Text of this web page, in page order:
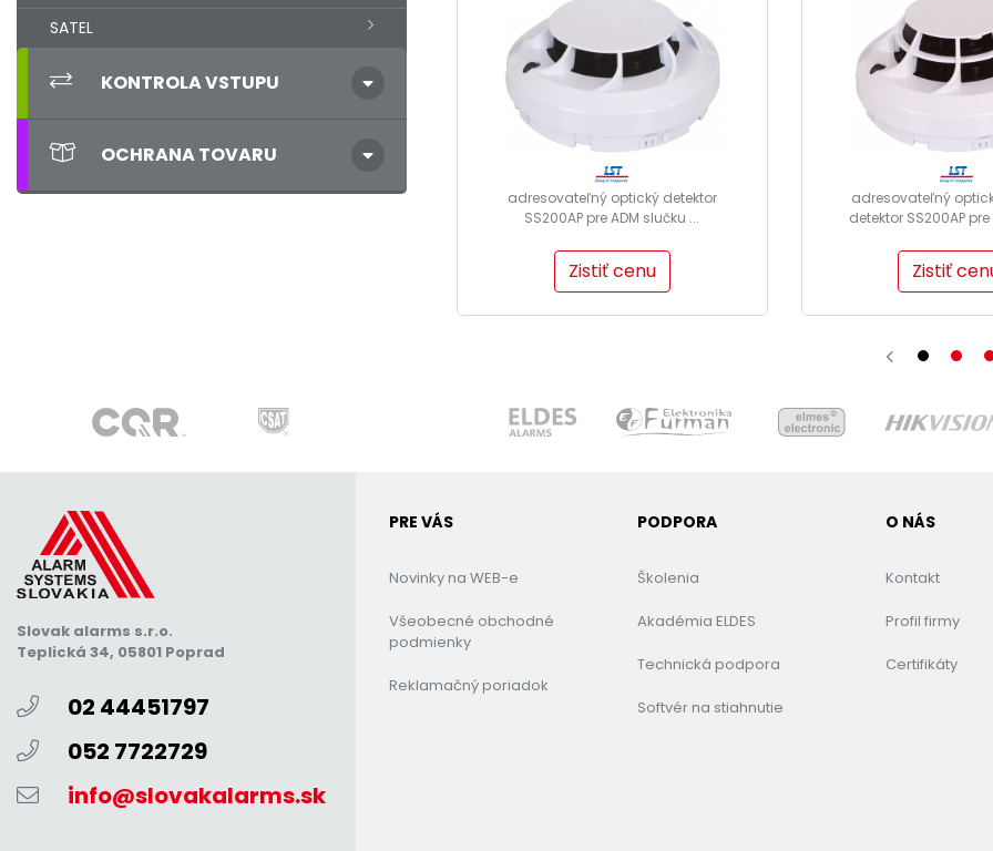
SATEL
KONTROLA VSTUPU
OCHRANA TOVARU
adresovateľný optický detektor
SS200AP pre ADM slučku ...
Zistiť cenu
adresovateľný
detektor SS200AP pre
Zistiť
Slovak alarms s.r.o.
Teplická 34, 05801 Poprad
02 44451797
052 7722729
info@slovakalarms.sk
PRE VÁS
Novinky na WEB-e
Všeobecné obchodné
podmienky
Reklamačný poriadok
PODPORA
Školenia
Akadémia ELDES
Technická podpora
Softvér na stiahnutie
O NÁS
Kontakt
Profil firmy
Certifikáty